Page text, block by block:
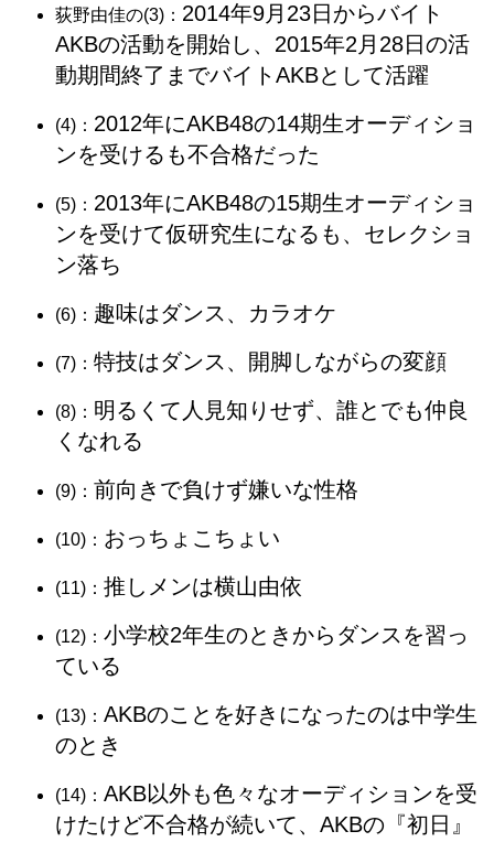
荻野由佳の(3)： 2014年9月23日からバイト
AKBの活動を開始し、2015年2月28日の活
動期間終了までバイトAKBとして活躍
(4)： 2012年にAKB48の14期生オーディショ
ンを受けるも不合格だった
(5)： 2013年にAKB48の15期生オーディショ
ンを受けて仮研究生になるも、セレクショ
ン落ち
(6)： 趣味はダンス、カラオケ
(7)： 特技はダンス、開脚しながらの変顔
(8)： 明るくて人見知りせず、誰とでも仲良
くなれる
(9)： 前向きで負けず嫌いな性格
(10)： おっちょこちょい
(11)： 推しメンは横山由依
(12)： 小学校2年生のときからダンスを習っ
ている
(13)： AKBのことを好きになったのは中学生
のとき
(14)： AKB以外も色々なオーディションを受
けたけど不合格が続いて、AKBの『初日』